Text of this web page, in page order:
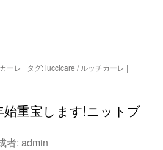
ーレ | タグ:luccicare / ルッチカーレ |
始重宝します!ニットブ
者: admin